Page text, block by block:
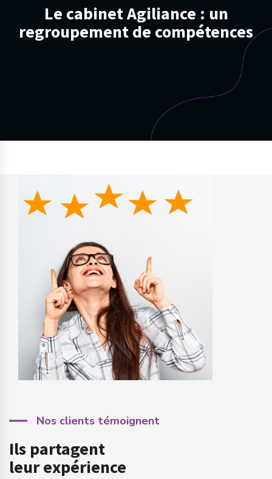
Le cabinet Agiliance : un
regroupement de compétences
Nos clients témoignent
Ils partagent
leur expérience